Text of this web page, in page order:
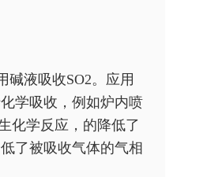
液吸收SO2。应用
学吸收，例如炉内喷
化学反应，的降低了
了被吸收气体的气相